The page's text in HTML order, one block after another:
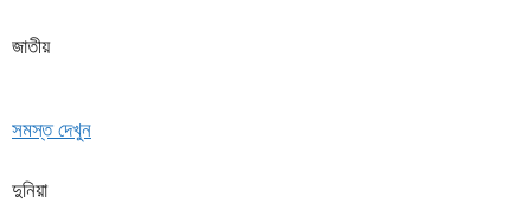
জাতীয়
সমস্ত দেখুন
দুনিয়া